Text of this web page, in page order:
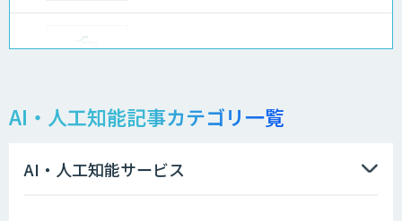
異常検知AI
需要予測＋業務最適化AIシステム
AI・人工知能記事カテゴリ一覧
AI・人工知能サービス